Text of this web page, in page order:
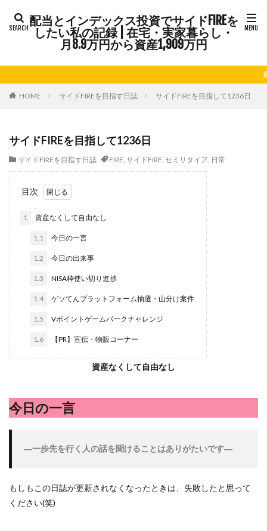
配当とインデックス投資でサイドFIREを
したい私の記録 | 在宅・実家暮らし・
月8.9万円から資産1,909万円
当サイトは
HOME サイドFIREを目指す日誌 サイドFIREを目指して1236日
サイドFIREを目指して1236日
サイドFIREを目指す日誌 FIRE, サイドFIRE, セミリタイア, 日常
目次
1 資産なくして自由なし
1.1 今日の一言
1.2 今日の出来事
1.3 NISA枠使い切り進捗
1.4 ゲソてんプラットフォーム抽選・山分け案件
1.5 Vポイントゲームパークチャレンジ
1.6 【PR】宣伝・物販コーナー
資産なくして自由なし
今日の一言
―一歩先を行く人の話を聞けることはありがたいです―
もしもこの日誌が更新されなくなったときは、失敗したと思って
ください(笑)
さつまいも
じゃがいも そばめし
ふるさと納税
アニマルカフェ
アメブロ アリゴ アワビ
イ
カレーライス
キウイフルーツ
ケーキ
ゲーム ゲームセンター コストコ
サイドFIRE
ジェノベーゼソース
スイカ
セミリタイア
チーズリゾット
デスクワーク
ナゲット
ハンバーグ
ピーマン
リゾット
仕事 卵白
外耳炎
外食 大学芋 大根 天日干し
携帯キャリア
料理 料理、ジェノベーゼソース
料
明治村
果樹 枝豆 柚子 柿
株主優待
白桃
白菜 眠気 眠気対策 睡眠
軽自動車
農作業 通信制限 配当 野菜
鶏肉